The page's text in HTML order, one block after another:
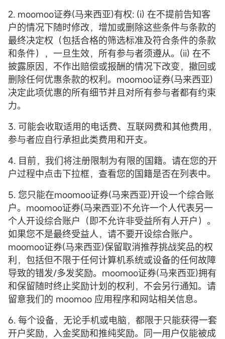
2. moomoo证券(马来西亚)有权: (i) 在不提前告知客
户的情况下随时修改，增加或删除这些条件与条款的
最终决定权（包括合格的筛选标准及符合条件的条款
和条件），一旦生效，所有参与者须遵从。(ii) 在不
披露原因，不作出赔偿或报酬的情况下改变，撤回或
删除任何优惠条款的权利。moomoo证券(马来西亚)
决定此项优惠的所有细节并且对所有参与者都有约束
力。
3. 可能会收取适用的电话费、互联网费和其他费用，
参与者应自行承担此类费用和开支。
4. 目前，我们将注册限制为有限的国籍。请在您的开
户过程中点击下拉框，查看您的国籍是否在列表中。
5. 您只能在moomoo证券(马来西亚)开设一个综合账
户。moomoo证券(马来西亚)不允许一个人代表另一
个人开设综合账户（即不允许非受益所有人开户）。
如果您不是最终受益人，请不要开设综合账户。
moomoo证券(马来西亚)保留取消推荐挑战奖品的权
利，包括但不限于任何计算机系统或设备的任何故障
导致的错发/多发奖励。moomoo证券(马来西亚)拥有
和保留随时终止奖励计划的权利，不会另行通知。请
留意我们的 moomoo 应用程序和网站相关信息。
6. 每个设备，无论手机或电脑，都限于只能获得一套
开户奖励，入金奖励和推纯奖励。同一用户仅能被成